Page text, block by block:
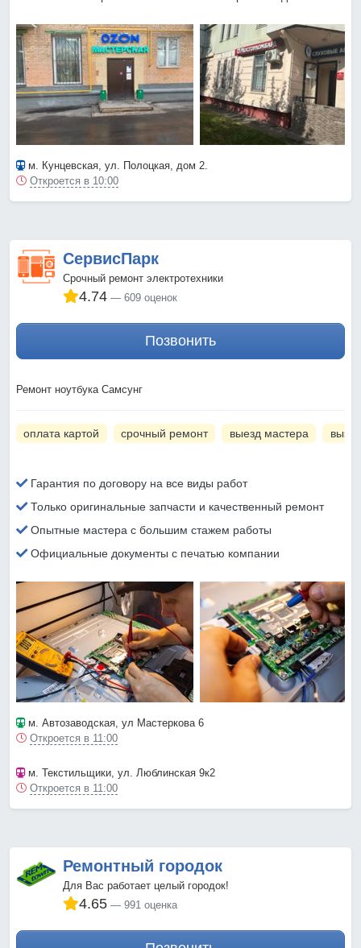
м. Кунцевская, ул. Полоцкая, дом 2.
Откроется в 10:00
СервисПарк
Срочный ремонт электротехники
4.74 609 оценок
Позвонить
Ремонт ноутбука Самсунг
оплата картой срочный ремонт выезд мастера
Гарантия по договору на все виды работ
Только оригинальные запчасти и качественный ремонт
Опытные мастера с большим стажем работы
Официальные документы с печатью компании
м. Автозаводская, ул Мастеркова 6
Откроется в 11:00
м. Текстильщики, ул. Люблинская 9к2
Откроется в 11:00
Ремонтный городок
Для Вас работает целый городок!
4.65 991 оценка